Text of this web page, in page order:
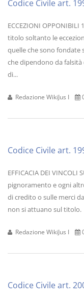
Codice Civile art.
ECCEZIONI
titolo soltanto le
quelle che sono fondate
che dipendono da
di...
Redazione WikiJus I
Codice Civile art.
EFFICACIA DEI VINCOLI
pignoramento e ogni
di credito o sulle merci
non si attuano sul titolo.
Redazione WikiJus I
Codice Civile art.